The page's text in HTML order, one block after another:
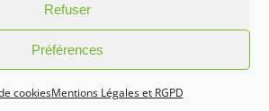
Refuser
Préférences
cookiesMentions Légales et RGPD
Le geste d'écriture | Tous droits réservés